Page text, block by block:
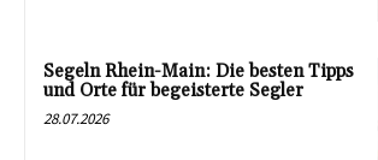
Segeln Rhein-Main: Die besten Tipps
und Orte für begeisterte Segler
28.07.2026